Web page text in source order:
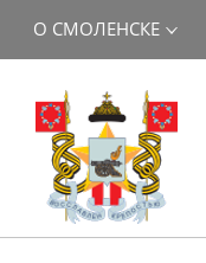
О СМОЛЕНСКЕ